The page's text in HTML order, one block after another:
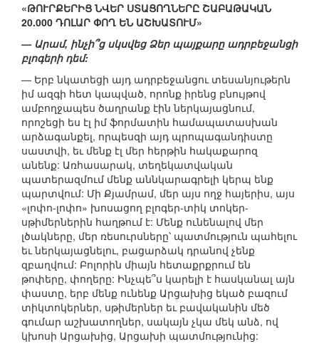
«ԹՈՒՐՔԵՐԻՑ ՆՎԵՐ ՍՏԱՑՈՂՆԵՐԸ ՇԱԲԱԹԱԿԱՆ
20.000 ԴՈԼԱՐ ՓՈՂ ԵՆ ԱՇԽԱՏՈՒՄ»
— Արամ, ինչի՞ց սկսվեց Ձեր պայքարը ադրբեջանցի
բլոգերի դեմ:
— Երբ նկատեցի այդ ադրբեջանցու տեսանյութերն
իմ ազգի հետ կապված, որոնք իրենց բնույթով
ամբողջապես ծաղրանք էին ներկայացնում,
որոշեցի ես էլ իմ ֆորմատին համապատասխան
արձագանքել, որպեսզի այդ պրոպագանդիստը
սաստվի, եւ մենք էլ մեր հերթին հակաքարոզ
անենք: Առհասարակ, տեղեկատվական
պատերազմում մենք աննկարագրելի կերպ ենք
պարտվում: Մի Քյամրամ, մեր այս ողջ հայերիս, այս
«լոփո-լոփո» խոսացող բլոգեր-տիկ տոկեր-
սթիմերներին հաղթում է: Մենք ունենալով մեր
լծակները, մեր ռեսուրսները՝ պատմություն պահելու
եւ ներկայացնելու, բացարձակ դրանով չենք
զբաղվում: Բոլորին միայն հետաքրքրում են
թոփերը, փողերը: Ինչպե՞ս կարելի է հասկանալ այն
փաստը, երբ մենք ունենք Արցախից եկած բազում
տիկտոկերներ, սթիմերներ եւ բավականին մեծ
գումար աշխատողներ, սակայն չկա մեկ անձ, ով
կխոսի Արցախից, Արցախի պատմությունից: